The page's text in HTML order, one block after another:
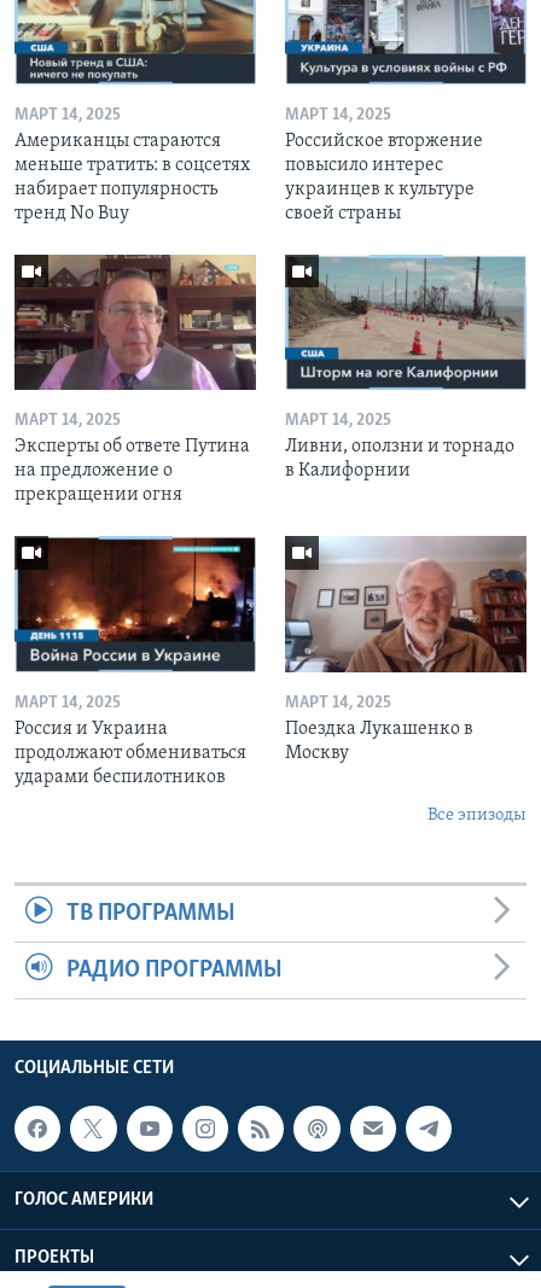
МАРТ 14, 2025
Американцы стараются
меньше тратить: в соцсетях
набирает популярность
тренд No Buy
МАРТ 14, 2025
Российское вторжение
повысило интерес
украинцев к культуре
своей страны
МАРТ 14, 2025
Эксперты об ответе Путина
на предложение о
прекращении огня
МАРТ 14, 2025
Ливни, оползни и торнадо
в Калифорнии
МАРТ 14, 2025
Россия и Украина
продолжают обмениваться
ударами беспилотников
МАРТ 14, 2025
Поездка Лукашенко в
Москву
Все эпизоды
ТВ ПРОГРАММЫ
РАДИО ПРОГРАММЫ
СОЦИАЛЬНЫЕ СЕТИ
ГОЛОС АМЕРИКИ
ПРОЕКТЫ